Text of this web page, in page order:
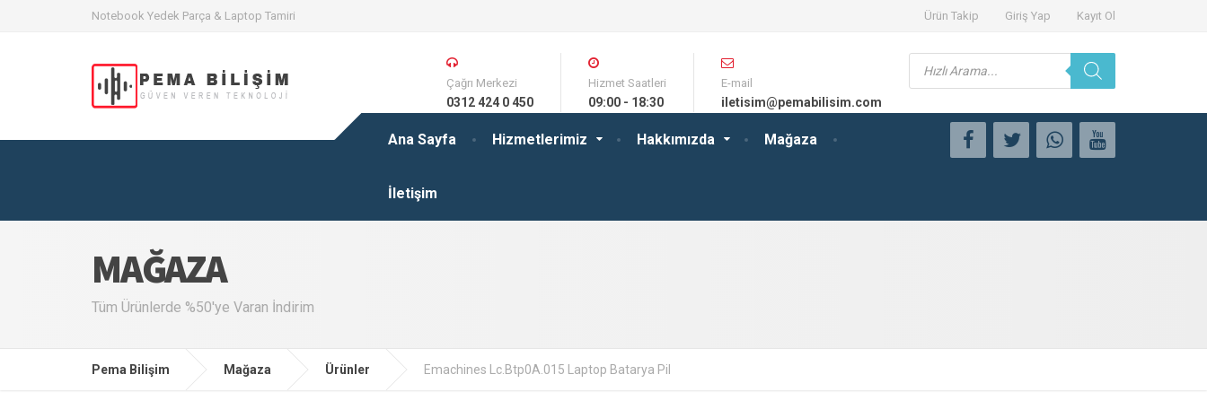
Notebook Yedek Parça & Laptop Tamiri Ürün Takip Giriş Yap Kayıt Ol
Ana Sayfa Hizmetlerimiz Hakkımızda Mağaza
İletişim
Çağrı Merkezi
0312 424 0 450
Hizmet Saatleri
09:00 - 18:30
E-mail
iletisim@pemabilisim.com
Products
search
MAĞAZA
Tüm Ürünlerde %50'ye Varan İndirim
Pema Bilişim Mağaza Ürünler Emachines Lc.Btp0A.015 Laptop Batarya Pil